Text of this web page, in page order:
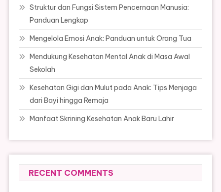
Struktur dan Fungsi Sistem Pencernaan Manusia:
Panduan Lengkap
Mengelola Emosi Anak: Panduan untuk Orang Tua
Mendukung Kesehatan Mental Anak di Masa Awal
Sekolah
Kesehatan Gigi dan Mulut pada Anak: Tips Menjaga
dari Bayi hingga Remaja
Manfaat Skrining Kesehatan Anak Baru Lahir
RECENT COMMENTS